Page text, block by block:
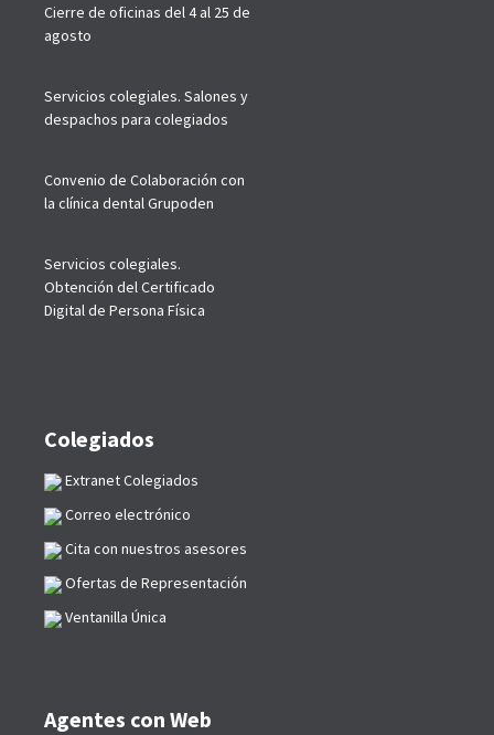
Cierre de oficinas del 4 al 25 de
agosto
Servicios colegiales. Salones y
despachos para colegiados
Convenio de Colaboración con
la clínica dental Grupoden
Servicios colegiales.
Obtención del Certificado
Digital de Persona Física
Colegiados
Extranet Colegiados
Correo electrónico
Cita con nuestros asesores
Ofertas de Representación
Ventanilla Única
Agentes con Web